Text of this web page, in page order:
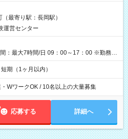
験 8:30～17:30（休憩1時間） 時給1,300円
円＋交通費 ※当日の役割により時給＋100
試験 7:00～13:30（休憩なし） 時給1,300
×6時間＝日収8,400円＋交通費 【試用期
最寄り駅：長岡駅）
運営センター
：最大7時間/日 09：00～17：00 ※勤務時
なります。
期（1ヶ月以内）
WワークOK / 10名以上の大量募集
応募する 詳細へ